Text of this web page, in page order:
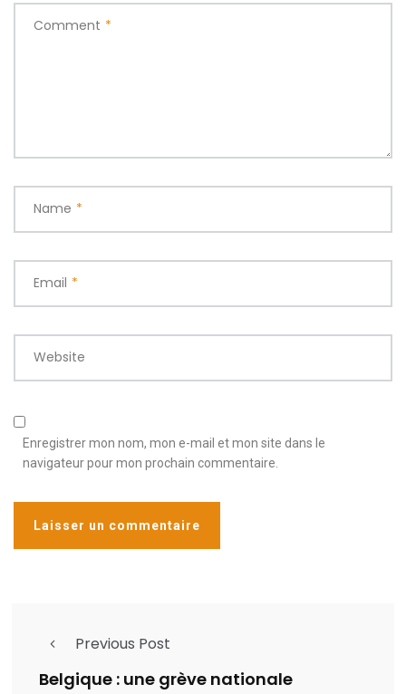
Comment *
Name *
Email *
Website
Enregistrer mon nom, mon e-mail et mon site dans le
navigateur pour mon prochain commentaire.
Previous Post
Belgique : une grève nationale